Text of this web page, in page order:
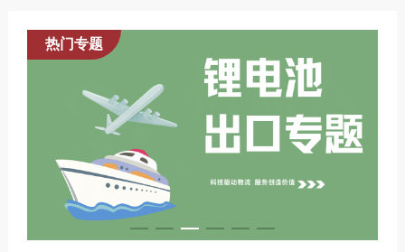
热门专题